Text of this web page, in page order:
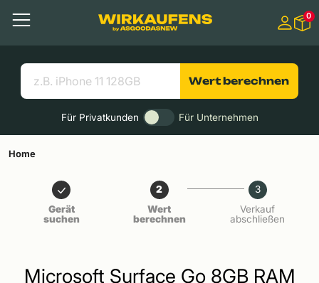
Menü
Suchen
Nützliche Links
0
Wert berechnen
Für Privatkunden Für Unternehmen
Home
Gerät
suchen
2
Wert
berechnen
3
Verkauf
abschließen
Microsoft Surface Go 8GB RAM